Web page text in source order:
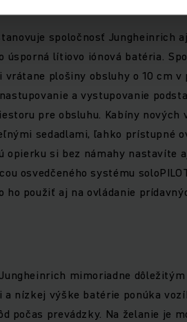
spoločnosť Jungheinrich
lítiovo iónová batéria.
plošiny obsluhy o 10 cm v
a vystupovanie
pre obsluhu. Kabíny nových
sedadlami, ľahko prístupné
si bez námahy nastavíte
osvedčeného systému
použiť aj na ovládanie
mimoriadne
nízkej výške batérie ponúka
prevádzky. Na želanie je